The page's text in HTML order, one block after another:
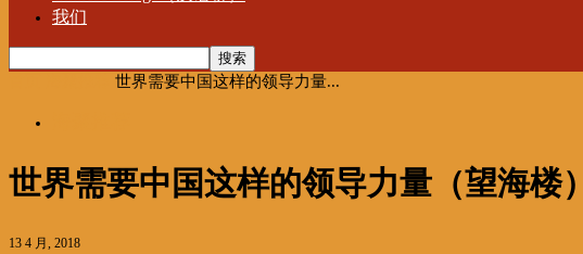
我们
世界需要中国这样的领导力量...
世界需要中国这样的领导力量（望海楼）
13 4 月, 2018